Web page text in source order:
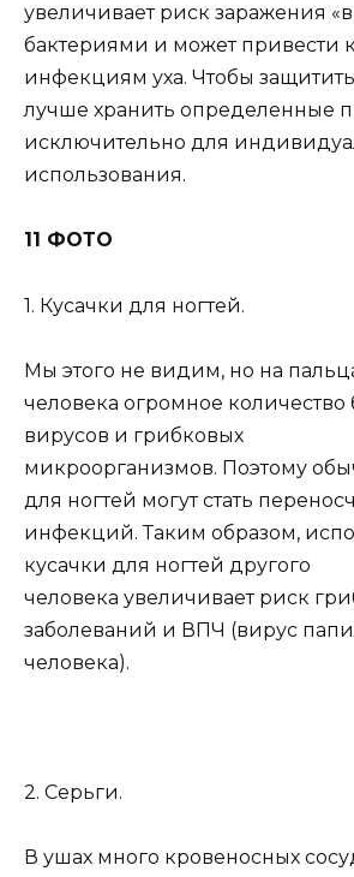
увеличивает риск заражения
бактериями и может привести
инфекциям уха. Чтобы
лучше хранить определенные
исключительно для
использования.
11 ФОТО
1. Кусачки для ногтей.
Мы этого не видим, но на
человека огромное количество
вирусов и грибковых
микроорганизмов. Поэтому
для ногтей могут стать
инфекций. Таким образом,
кусачки для ногтей другого
человека увеличивает риск
заболеваний и ВПЧ (вирус
человека).
2. Серьги.
В ушах много кровеносных